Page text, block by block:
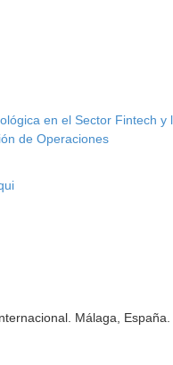
en el Sector Fintech y
de Operaciones
Málaga,